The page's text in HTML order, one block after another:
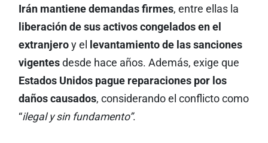
Irán mantiene demandas firmes, entre ellas la
liberación de sus activos congelados en el
extranjeroy el
levantamiento de las sanciones
vigentesdesde hace años. Además, exige que
Estados Unidos pague reparaciones por los
daños causados, considerando el conflicto como
“ilegal y sin fundamento”.